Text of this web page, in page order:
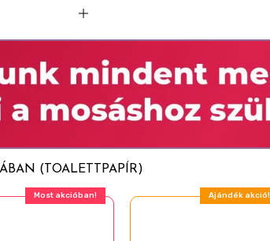
Gyermekek
(TOALETTPAPÍR)
Most akcióban! Ajándék akció!